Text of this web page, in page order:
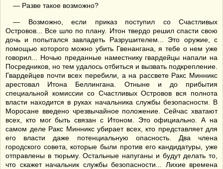
— Разве такое возможно?
— Возможно, если приказ поступил со Счастливых
Островов... Все шло по плану. Итон твердо решил спасти свою
дочь и попытался завладеть Разрушителем... Это оружие, с
помощью которого можно убить Гвенангана, я тебе о нем уже
говорил... Ночью преданные наместнику гвардейцы напали на
Посредников, но тем удалось отбиться и вызвать подкрепление.
Гвардейцев почти всех перебили, а на рассвете Ракс Минникс
арестовал Итона Беллингана. Отныне и до прибытия
специальной комиссии со Счастливых Островов вся полнота
власти находится в руках начальника службы безопасности. В
Моросане введено чрезвычайное положение. Сейчас хватают
всех, кто мог быть связан с Итоном. Это официально. А на
самом деле Ракс Минникс убирает всех, кто представляет для
его власти даже потенциальную опасность. Два члена
городского совета, которые были против его кандидатуры, уже
отправлены в тюрьму. Остальные напуганы и будут делать то,
что скажет начальник службы безопасности... Лихие времена